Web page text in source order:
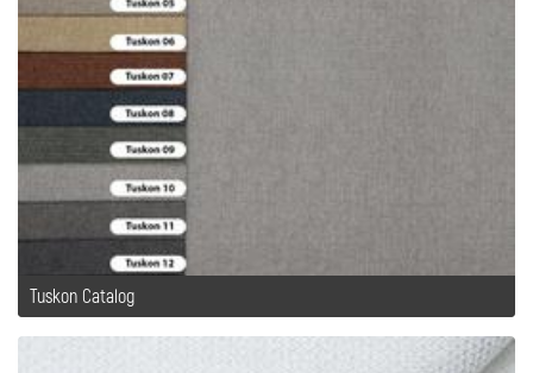
Tuskon Catalog